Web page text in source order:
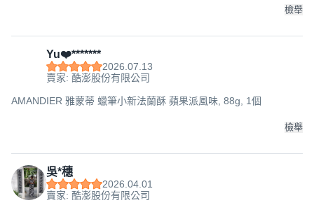
檢舉
Yu❤️*******
2026.07.13
賣家: 酷澎股份有限公司
AMANDIER 雅蒙蒂 蠟筆小新法蘭酥 蘋果派風味, 88g, 1個
檢舉
吳*穗
2026.04.01
賣家: 酷澎股份有限公司